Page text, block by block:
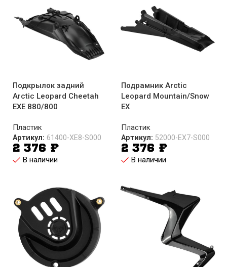
Подкрылок задний
Arctic Leopard Cheetah
EXE 880/800
Пластик
Артикул: 61400-XE8-S000
2 376 ₽
В наличии
Подрамник Arctic
Leopard Mountain/Snow
EX
Пластик
Артикул: 52000-EX7-S000
2 376 ₽
В наличии